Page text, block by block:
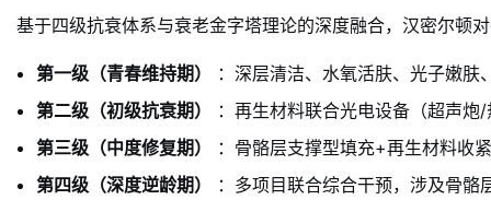
基于四级抗衰体系与衰老金字塔理论的深度融合，汉密尔顿
第一级（青春维持期）
：深层清洁、水氧活肤、光子嫩
第二级（初级抗衰期）
：再生材料联合光电设备（超声
第三级（中度修复期）
：骨骼层支撑型填充+再生材料收
第四级（深度逆龄期）
：多项目联合综合干预，涉及骨